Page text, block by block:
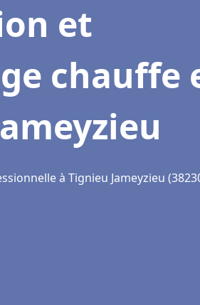
et
chauffe
à Tignieu Jameyzieu